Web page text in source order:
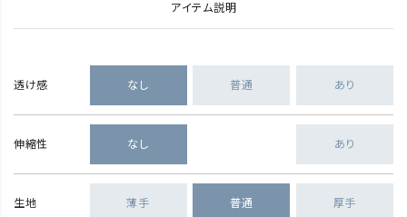
アイテム説明
透け感 なし 普通 あり
伸縮性 なし あり
生地 薄手 普通 厚手